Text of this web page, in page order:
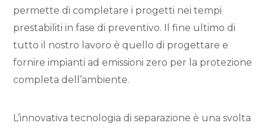
permette di completare i progetti nei tempi
prestabiliti in fase di preventivo. Il fine ultimo di
tutto il nostro lavoro è quello di progettare e
fornire impianti ad emissioni zero per la protezione
completa dell’ambiente.
L’innovativa tecnologia di separazione è una svolta